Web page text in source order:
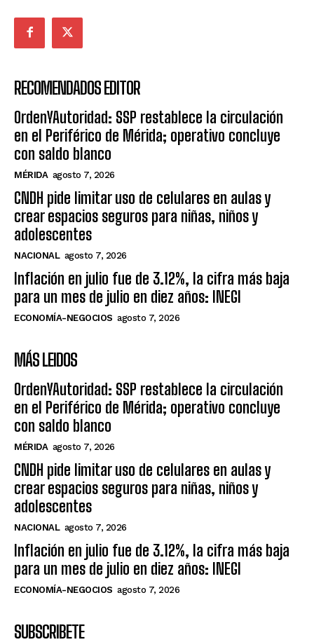
RECOMENDADOS EDITOR
OrdenYAutoridad: SSP restablece la circulación
en el Periférico de Mérida; operativo concluye
con saldo blanco
MÉRIDA agosto 7, 2026
CNDH pide limitar uso de celulares en aulas y
crear espacios seguros para niñas, niños y
adolescentes
NACIONAL agosto 7, 2026
Inflación en julio fue de 3.12%, la cifra más baja
para un mes de julio en diez años: INEGI
ECONOMÍA-NEGOCIOS agosto 7, 2026
MÁS LEIDOS
OrdenYAutoridad: SSP restablece la circulación
en el Periférico de Mérida; operativo concluye
con saldo blanco
MÉRIDA agosto 7, 2026
CNDH pide limitar uso de celulares en aulas y
crear espacios seguros para niñas, niños y
adolescentes
NACIONAL agosto 7, 2026
Inflación en julio fue de 3.12%, la cifra más baja
para un mes de julio en diez años: INEGI
ECONOMÍA-NEGOCIOS agosto 7, 2026
SUBSCRIBETE